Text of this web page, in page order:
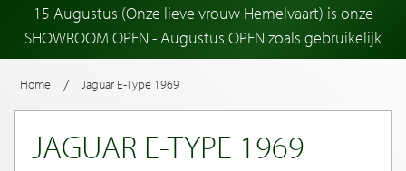
15 Augustus (Onze lieve vrouw Hemelvaart) is onze
SHOWROOM OPEN - Augustus OPEN zoals gebruikelijk
Home / Jaguar E-Type 1969
JAGUAR E-TYPE 1969